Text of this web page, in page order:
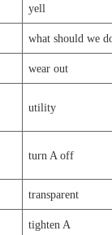
yell
what should we
wear out
utility
turn A off
transparent
tighten A